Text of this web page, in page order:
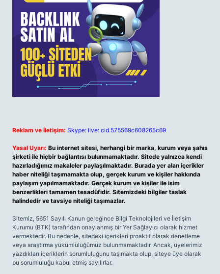
Reklam ve İletişim: Skype: live:.cid.575569c608265c69
Yasal Uyarı: Bu internet sitesi, herhangi bir marka, kurum veya şahıs
şirketi ile hiçbir bağlantısı bulunmamaktadır. Sitede yalnızca kendi
hazırladığımız makaleler paylaşılmaktadır. Burada yer alan içerikler
haber niteliği taşımamakta olup, gerçek kurum ve kişiler hakkında
paylaşım yapılmamaktadır. Gerçek kurum ve kişiler ile isim
benzerlikleri tamamen tesadüfidir. Sitemizdeki bilgiler taslak
halindedir ve tavsiye niteliği taşımazlar.
Sitemiz, 5651 Sayılı Kanun gereğince Bilgi Teknolojileri ve İletişim
Kurumu (BTK) tarafından onaylanmış bir Yer Sağlayıcı olarak hizmet
vermektedir. Bu nedenle, sitedeki içerikleri proaktif olarak denetleme
veya araştırma yükümlülüğümüz bulunmamaktadır. Ancak, üyelerimiz
yazdıkları içeriklerin sorumluluğunu taşımakta olup, siteye üye olarak
bu sorumluluğu kabul etmiş sayılırlar.